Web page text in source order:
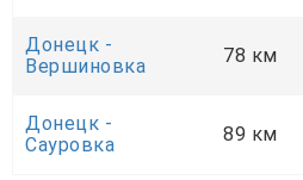
Донецк -
Вершиновка
78 км
Донецк -
Сауровка
89 км